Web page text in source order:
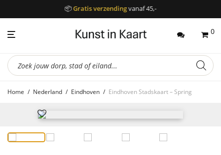
📦Gratis verzendingvanaf 45,-
0
Producten
zoeken
Home / Nederland / Eindhoven / Eindhoven Stadskaart – Spring